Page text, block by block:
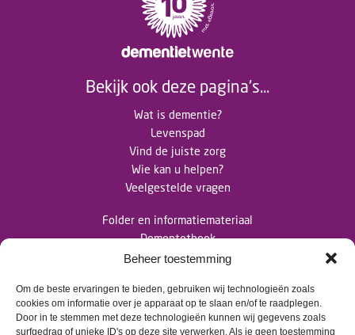
Beheer toestemming
Om de beste ervaringen te bieden, gebruiken wij technologieën zoals
cookies om informatie over je apparaat op te slaan en/of te raadplegen.
Door in te stemmen met deze technologieën kunnen wij gegevens zoals
surfgedrag of unieke ID's op deze site verwerken. Als je geen toestemming
Bekijk ook deze pagina's...
Wat is dementie?
Levenspad
Vind de juiste zorg
Wie kan u helpen?
Veelgestelde vragen
Folder en informatiemateriaal
Dementotheek
Nieuwsberichten
Contact